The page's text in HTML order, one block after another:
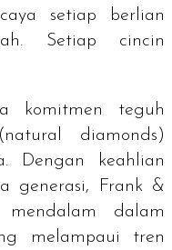
setiap berlian
Setiap cincin
komitmen teguh
natural diamonds )
Dengan keahlian
generasi, Frank &
dalam
melampaui tren